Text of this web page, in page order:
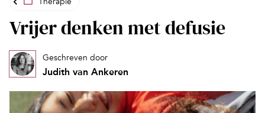
Vrijer denken met defusie
Geschreven door
Judith van Ankeren